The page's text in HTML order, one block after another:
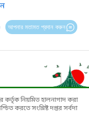
আপনার মতামত প্রদান করুন
কর্তৃক নিয়মিত হালনাগাদ করা
করতে সংশ্লিষ্ট দপ্তর সর্বদা